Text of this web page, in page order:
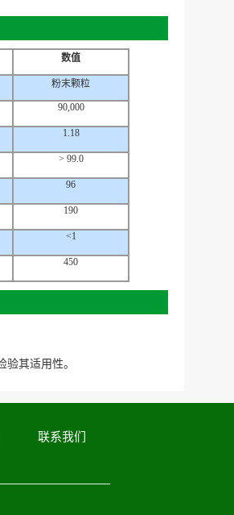
数值
粉末颗粒
90,000
1.18
> 99.0
96
190
<1
450
其适用性。
联系我们